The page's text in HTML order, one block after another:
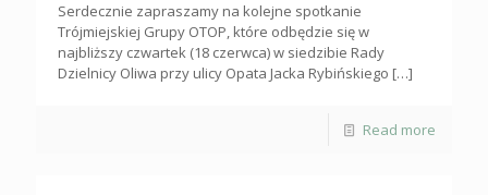
Serdecznie zapraszamy na kolejne spotkanie
Trójmiejskiej Grupy OTOP, które odbędzie się w
najbliższy czwartek (18 czerwca) w siedzibie Rady
Dzielnicy Oliwa przy ulicy Opata Jacka Rybińskiego […]
Read more